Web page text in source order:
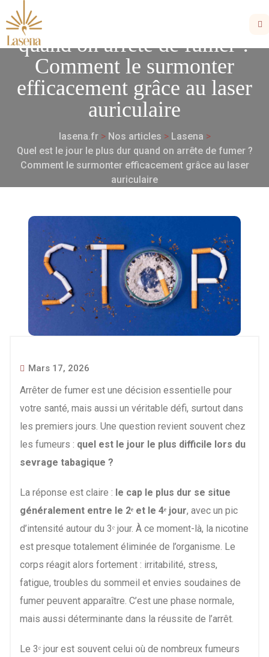
Quel est le jour le plus dur
quand on arrête de fumer ?
Comment le surmonter
efficacement grâce au laser
auriculaire
lasena.fr> Nos articles > Lasena >
Quel est le jour le plus dur quand on arrête de fumer ?
Comment le surmonter efficacement grâce au laser
auriculaire
Mars 17, 2026
Arrêter de fumer est une décision essentielle pour
votre santé, mais aussi un véritable défi, surtout dans
les premiers jours. Une question revient souvent chez
les fumeurs : quel est le jour le plus difficile lors du
sevrage tabagique ?
La réponse est claire : le cap le plus dur se situe
généralement entre le 2ᵉ et le 4ᵉ jour, avec un pic
d’intensité autour du 3ᵉ jour. À ce moment-là, la nicotine
est presque totalement éliminée de l’organisme. Le
corps réagit alors fortement : irritabilité, stress,
fatigue, troubles du sommeil et envies soudaines de
fumer peuvent apparaître. C’est une phase normale,
mais aussi déterminante dans la réussite de l’arrêt.
Le 3ᵉ jour est souvent celui où de nombreux fumeurs